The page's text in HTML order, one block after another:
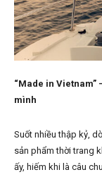
“Made in Vietnam”
mình
Suốt nhiều thập kỷ,
sản phẩm thời trang
ấy, hiếm khi là câu